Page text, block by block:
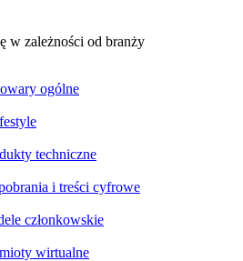
w zależności od branży
ogólne
techniczne
i treści cyfrowe
członkowskie
wirtualne